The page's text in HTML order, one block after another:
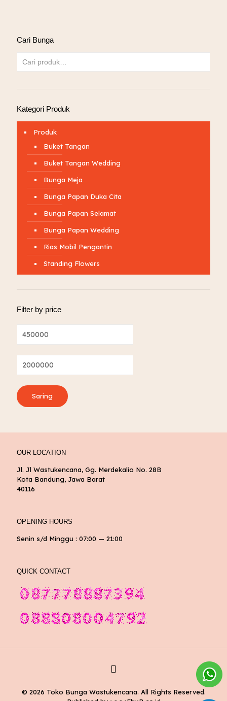
Cari Bunga
Kategori Produk
Produk
Buket Tangan
Buket Tangan Wedding
Bunga Meja
Bunga Papan Duka Cita
Bunga Papan Selamat
Bunga Papan Wedding
Rias Mobil Pengantin
Standing Flowers
Filter by price
terendah
tertinggi
Saring
OUR LOCATION
Jl. Jl Wastukencana, Gg. Merdekalio No. 28B
Kota Bandung, Jawa Barat
40116
OPENING HOURS
Senin s/d Minggu : 07:00 — 21:00
QUICK CONTACT
© 2026 Toko Bunga Wastukencana. All Rights Reserved.